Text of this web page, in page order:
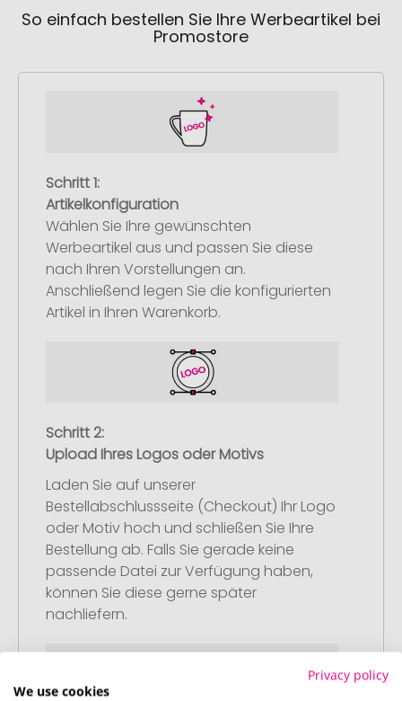
So einfach bestellen Sie Ihre Werbeartikel bei
Promostore
Schritt 1:
Artikelkonfiguration
Wählen Sie Ihre gewünschten
Werbeartikel aus und passen Sie diese
nach Ihren Vorstellungen an.
Anschließend legen Sie die konfigurierten
Artikel in Ihren Warenkorb.
Schritt 2:
Upload Ihres Logos oder Motivs
Laden Sie auf unserer
Bestellabschlussseite (Checkout) Ihr Logo
oder Motiv hoch und schließen Sie Ihre
Bestellung ab. Falls Sie gerade keine
passende Datei zur Verfügung haben,
können Sie diese gerne später
nachliefern.
Privacy policy
We use cookies